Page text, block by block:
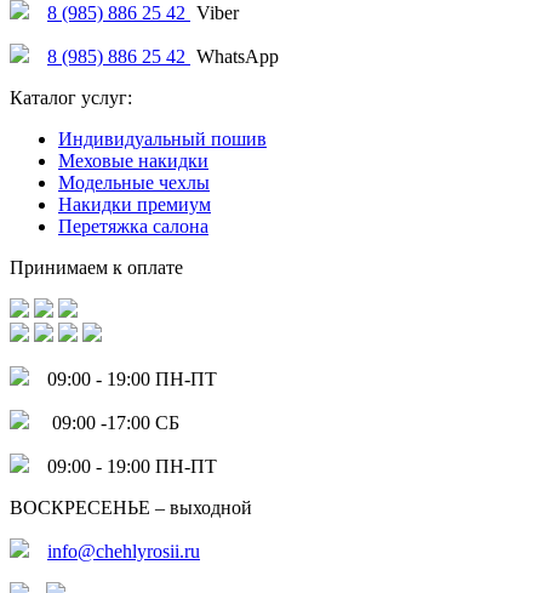
8 (985) 886 25 42 Viber
8 (985) 886 25 42 WhatsApp
Каталог услуг:
Индивидуальный пошив
Меховые накидки
Модельные чехлы
Накидки премиум
Перетяжка салона
Принимаем к оплате
09:00 - 19:00 ПН-ПТ
09:00 -17:00 СБ
09:00 - 19:00 ПН-ПТ
ВОСКРЕСЕНЬЕ – выходной
info@chehlyrosii.ru